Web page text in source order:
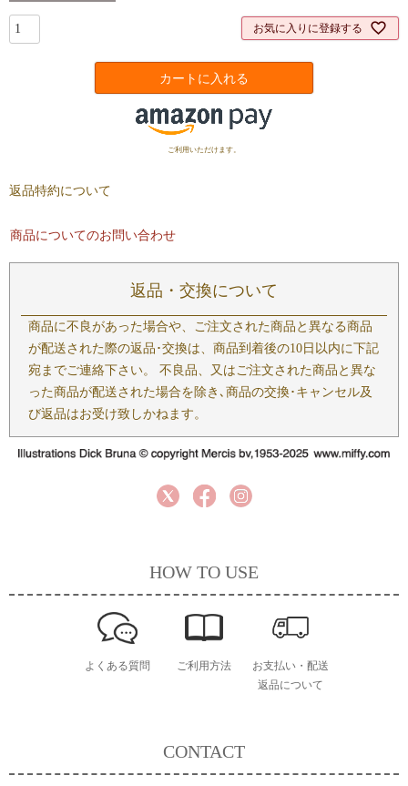
お気に入りに登録する
カートに入れる
ご利用いただけます。
返品特約について
商品についてのお問い合わせ
返品・交換について
商品に不良があった場合や、ご注文された商品と異なる商品
が配送された際の返品･交換は、商品到着後の10日以内に下記
宛までご連絡下さい。 不良品、又はご注文された商品と異な
った商品が配送された場合を除き､商品の交換･キャンセル及
び返品はお受け致しかねます。
CONTACT
HOW TO USE
よくある質問 ご利用方法
お支払い・配送
返品について